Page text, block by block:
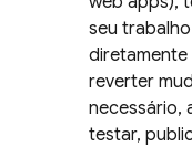
seu
diretamente
reverter
necessário,
testar,